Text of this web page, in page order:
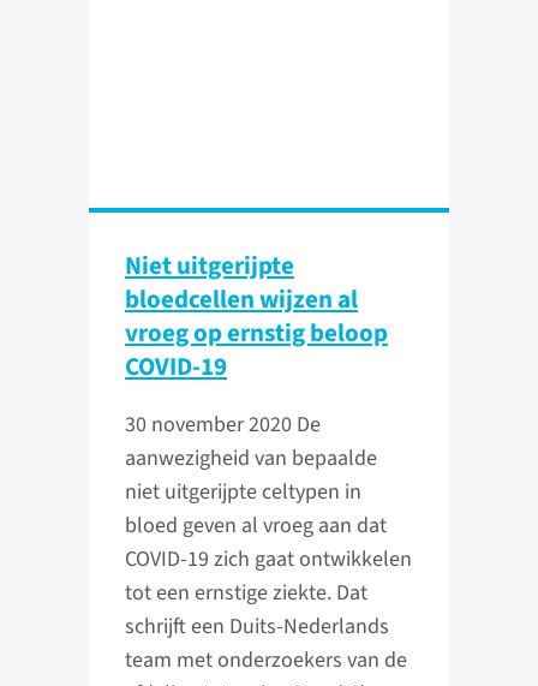
Niet uitgerijpte
bloedcellen wijzen al
vroeg op ernstig beloop
COVID-19
30 november 2020 De
aanwezigheid van bepaalde
niet uitgerijpte celtypen in
bloed geven al vroeg aan dat
COVID-19 zich gaat ontwikkelen
tot een ernstige ziekte. Dat
schrijft een Duits-Nederlands
team met onderzoekers van de